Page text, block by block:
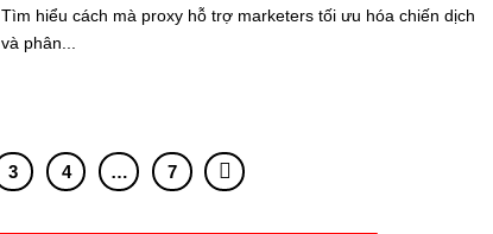
Tìm hiểu cách mà proxy hỗ trợ marketers tối ưu hóa chiến dịch
và phân...
3 4 … 7